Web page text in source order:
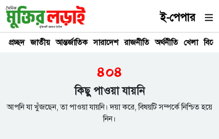
ই-পেপার
প্রচ্ছদ জাতীয় আন্তর্জাতিক সারাদেশ রাজনীতি অর্থনীতি খেলা
৪০৪
কিছু পাওয়া যায়নি
আপনি যা খুঁজছেন, তা পাওয়া যায়নি। দয়া করে, বিষয়টি সম্পর্কে নিশ্চিত হয়ে
নিন।